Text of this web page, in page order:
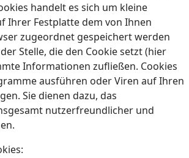
handelt es sich um kleine
Ihrer Festplatte dem von Ihnen
zugeordnet gespeichert werden
Stelle, die den Cookie setzt (hier
Informationen zufließen. Cookies
ausführen oder Viren auf Ihren
Sie dienen dazu, das
nutzerfreundlicher und